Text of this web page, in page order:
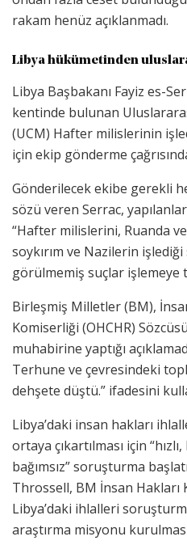
rakam henüz açıklanmadı.
Libya hükümetinden
Libya Başbakanı Fayiz es-
kentinde bulunan
(UCM) Hafter milislerinin
için ekip gönderme
Gönderilecek ekibe gerekli
sözü veren Serrac,
“Hafter milislerini, Ruanda
soykırım ve Nazilerin
görülmemiş suçlar
Birleşmiş Milletler (BM),
Komiserliği (OHCHR)
muhabirine yaptığı
Terhune ve çevresindeki
dehşete düştü.” ifadesini
Libya’daki insan hakları
ortaya çıkartılması için
bağımsız” soruşturma
Throssell, BM İnsan Hakları
Libya’daki ihlalleri
araştırma misyonu kurulması